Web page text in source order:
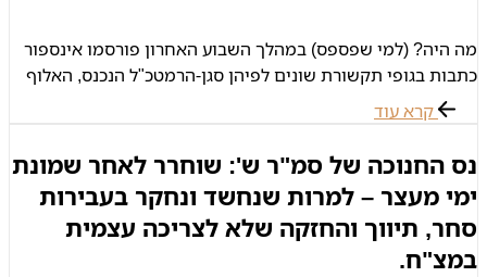
מה היה? (למי שפספס) במהלך השבוע האחרון פורסמו אינספור
כתבות בגופי תקשורת שונים לפיהן סגן-הרמטכ"ל הנכנס, האלוף
הרצי הלוי, רצה להיכנס עם רכב לבסיס חיל אויר אך לא כל
הנוסעים
קרא עוד
נס החנוכה של סמ"ר ש': שוחרר לאחר שמונת
ימי מעצר – למרות שנחשד ונחקר בעבירות
סחר, תיווך והחזקה שלא לצריכה עצמית
במצ"ח.